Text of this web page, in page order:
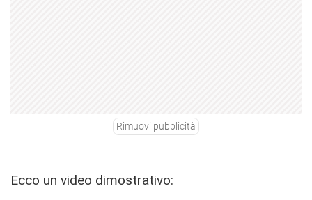
Rimuovi pubblicità
Ecco un video dimostrativo: